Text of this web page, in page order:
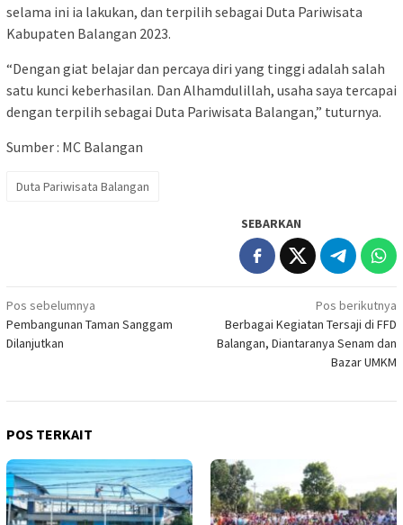
selama ini ia lakukan, dan terpilih sebagai Duta Pariwisata
Kabupaten Balangan 2023.
“Dengan giat belajar dan percaya diri yang tinggi adalah salah
satu kunci keberhasilan. Dan Alhamdulillah, usaha saya tercapai
dengan terpilih sebagai Duta Pariwisata Balangan,” tuturnya.
Sumber : MC Balangan
Duta Pariwisata Balangan
SEBARKAN
Navigasi
pos
Pos sebelumnya
Pembangunan Taman Sanggam
Dilanjutkan
Pos berikutnya
Berbagai Kegiatan Tersaji di FFD
Balangan, Diantaranya Senam dan
Bazar UMKM
POS TERKAIT